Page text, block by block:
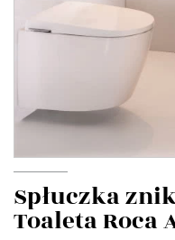
Spłuczka
Toaleta Roca